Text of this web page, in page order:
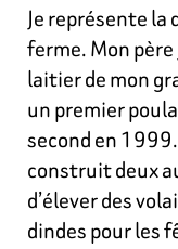
Je représente
ferme. Mon père
laitier de mon
un premier
second en
construit deux
d’élever des
dindes pour les